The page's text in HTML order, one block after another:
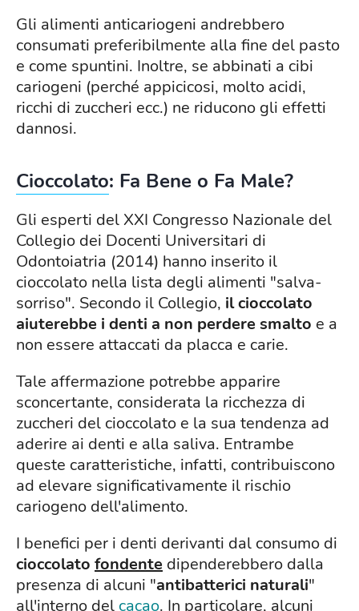
Gli alimenti anticariogeni andrebbero
consumati preferibilmente alla fine del pasto
e come spuntini. Inoltre, se abbinati a cibi
cariogeni (perché appicicosi, molto acidi,
ricchi di zuccheri ecc.) ne riducono gli effetti
dannosi.
Cioccolato: Fa Bene o Fa Male?
Gli esperti del XXI Congresso Nazionale del
Collegio dei Docenti Universitari di
Odontoiatria (2014) hanno inserito il
cioccolato nella lista degli alimenti "salva-
sorriso". Secondo il Collegio, il cioccolato
aiuterebbe i denti a non perdere smalto e a
non essere attaccati da placca e carie.
Tale affermazione potrebbe apparire
sconcertante, considerata la ricchezza di
zuccheri del cioccolato e la sua tendenza ad
aderire ai denti e alla saliva. Entrambe
queste caratteristiche, infatti, contribuiscono
ad elevare significativamente il rischio
cariogeno dell'alimento.
I benefici per i denti derivanti dal consumo di
cioccolato fondente dipenderebbero dalla
presenza di alcuni "antibatterici naturali"
all'interno del cacao. In particolare, alcuni